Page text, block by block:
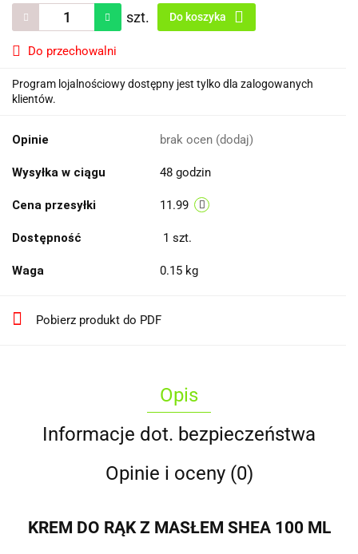
szt. Do koszyka
Do przechowalni
Program lojalnościowy dostępny jest tylko dla zalogowanych
klientów.
Opinie brak ocen (dodaj)
Wysyłka w ciągu 48 godzin
Cena przesyłki 11.99
Dostępność 1 szt.
Waga 0.15 kg
Pobierz produkt do PDF
Opis
Informacje dot. bezpieczeństwa
Opinie i oceny (0)
KREM DO RĄK Z MASŁEM SHEA 100 ML